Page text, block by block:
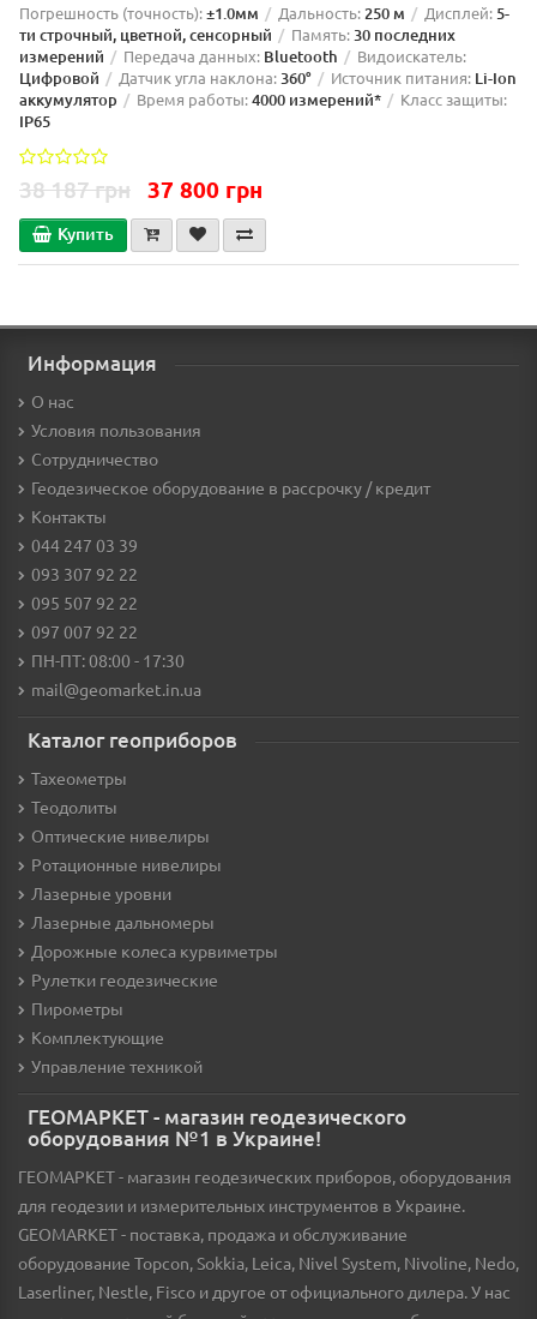
Погрешность (точность):±1.0мм Дальность:250 м Дисплей: 5-
ти строчный, цветной, сенсорный
Память:30 последних
измерений
Передача данных: Bluetooth Видоискатель:
Цифровой Датчик угла наклона:360° Источник питания: Li-Ion
аккумулятор
Время работы:4000 измерений* Класс защиты:
IP65
38 187 грн 37 800 грн
Купить
Информация
О нас
Условия пользования
Сотрудничество
Геодезическое оборудование в рассрочку / кредит
Контакты
044 247 03 39
093 307 92 22
095 507 92 22
097 007 92 22
ПН-ПТ: 08:00 - 17:30
mail@geomarket.in.ua
Каталог геоприборов
Тахеометры
Теодолиты
Оптические нивелиры
Ротационные нивелиры
Лазерные уровни
Лазерные дальномеры
Дорожные колеса курвиметры
Рулетки геодезические
Пирометры
Комплектующие
Управление техникой
ГЕОМАРКЕТ - магазин геодезического
оборудования №1 в Украине!
ГЕОМАРКЕТ - магазин геодезических приборов, оборудования
для геодезии и измерительных инструментов в Украине.
GEOMARKET - поставка, продажа и обслуживание
оборудование Topcon, Sokkia, Leica, Nivel System, Nivoline, Nedo,
Laserliner, Nestle, Fisco и другое от официального дилера. У нас